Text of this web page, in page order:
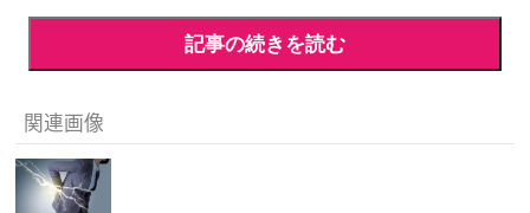
記事の続きを読む
関連画像